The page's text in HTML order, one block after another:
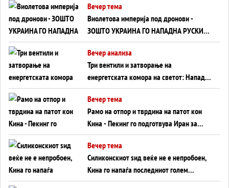
Вечер тема
Виолетова империја под дронови -
ЗОШТО УКРАИНА ГО НАПАДНА РУСКИОТ
WILDBERRIES
Вечер анализа
Три вентили и затворање на
енергетската комора на светот: Нападот
во Суец најавува глобален енергетски
инфаркт?
Вечер тема
Рамо на отпор и тврдина на патот кон
Кина - Пекинг го подготвува Иран за
американска копнена инвазија
Вечер тема
Силиконскиот ѕид веќе не е непробоен,
Кина го напаѓа последниот голем
монопол на Западот?